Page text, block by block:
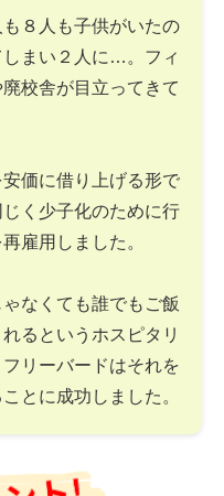
８人も子供がいたの
まい２人に…。フィ
校舎が目立ってきて
価に借り上げる形で
く少子化のために行
雇用しました。
なくても誰でもご飯
るというホスピタリ
リーバードはそれを
とに成功しました。